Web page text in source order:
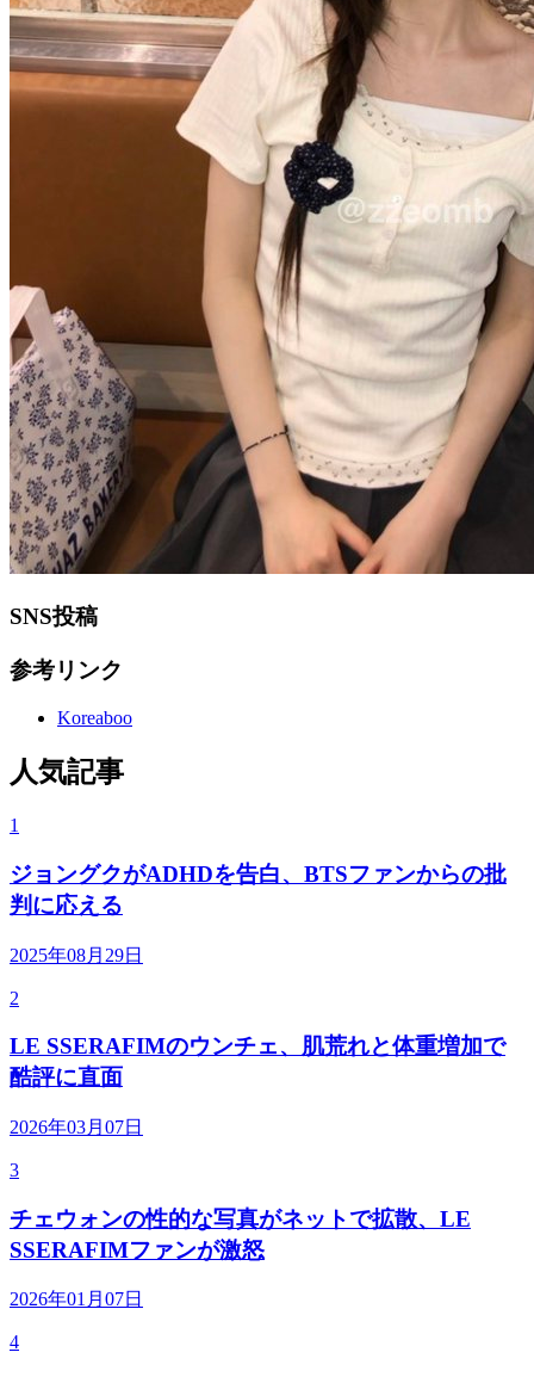
SNS投稿
参考リンク
Koreaboo
人気記事
1
ジョングクがADHDを告白、BTSファンからの批
判に応える
2025年08月29日
2
LE SSERAFIMのウンチェ、肌荒れと体重増加で
酷評に直面
2026年03月07日
3
チェウォンの性的な写真がネットで拡散、LE
SSERAFIMファンが激怒
2026年01月07日
4